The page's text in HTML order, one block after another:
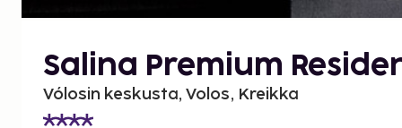
Salina Premium
Vólosin keskusta, Volos, Kreikka